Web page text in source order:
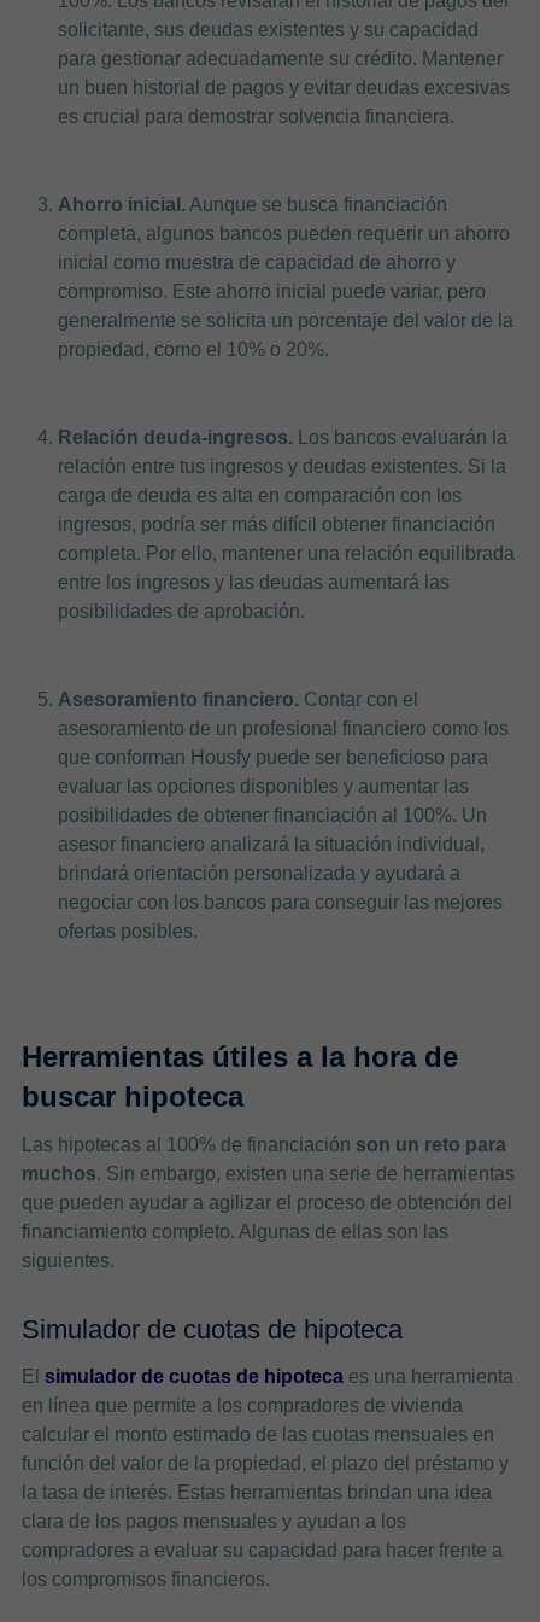
solicitante, sus deudas existentes y su capacidad
para gestionar adecuadamente su crédito. Mantener
un buen historial de pagos y evitar deudas excesivas
es crucial para demostrar solvencia financiera.
Ahorro inicial. Aunque se busca financiación
completa, algunos bancos pueden requerir un ahorro
inicial como muestra de capacidad de ahorro y
compromiso. Este ahorro inicial puede variar, pero
generalmente se solicita un porcentaje del valor de la
propiedad, como el 10% o 20%.
Relación deuda-ingresos. Los bancos evaluarán la
relación entre tus ingresos y deudas existentes. Si la
carga de deuda es alta en comparación con los
ingresos, podría ser más difícil obtener financiación
completa. Por ello, mantener una relación equilibrada
entre los ingresos y las deudas aumentará las
posibilidades de aprobación.
Asesoramiento financiero. Contar con el
asesoramiento de un profesional financiero como los
que conforman Housfy puede ser beneficioso para
evaluar las opciones disponibles y aumentar las
posibilidades de obtener financiación al 100%. Un
asesor financiero analizará la situación individual,
brindará orientación personalizada y ayudará a
negociar con los bancos para conseguir las mejores
ofertas posibles.
Herramientas útiles a la hora de
buscar hipoteca
Las hipotecas al 100% de financiación son un reto para
muchos. Sin embargo, existen una serie de herramientas
que pueden ayudar a agilizar el proceso de obtención del
financiamiento completo. Algunas de ellas son las
siguientes.
Simulador de cuotas de hipoteca
El simulador de cuotas de hipotecaes una herramienta
en línea que permite a los compradores de vivienda
calcular el monto estimado de las cuotas mensuales en
función del valor de la propiedad, el plazo del préstamo y
la tasa de interés. Estas herramientas brindan una idea
clara de los pagos mensuales y ayudan a los
compradores a evaluar su capacidad para hacer frente a
los compromisos financieros.